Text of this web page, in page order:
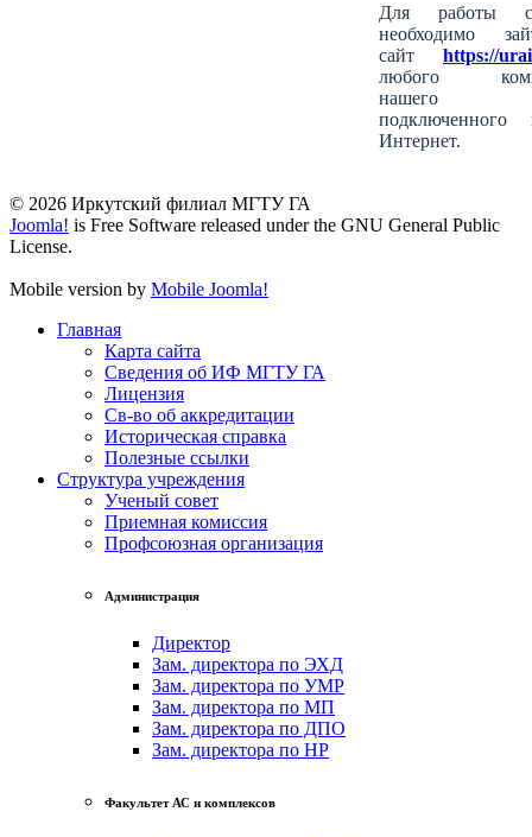
Для работы
необходимо
сайт https://
любого
нашего
Интернет.
© 2026 Иркутский филиал МГТУ ГА
Joomla! is Free Software released under the GNU General Public
License.
Mobile version by Mobile Joomla!
Главная
Карта сайта
Сведения об ИФ МГТУ ГА
Лицензия
Св-во об аккредитации
Историческая справка
Полезные ссылки
Структура учреждения
Ученый совет
Приемная комиссия
Профсоюзная организация
Администрация
Директор
Зам. директора по ЭХД
Зам. директора по УМР
Зам. директора по МП
Зам. директора по ДПО
Зам. директора по НР
Факультет АС и комплексов